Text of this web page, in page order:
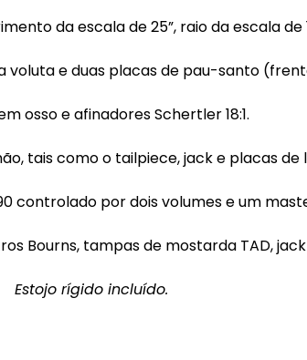
da escala de 25”, raio da escala de
voluta e duas placas de pau-santo
osso e afinadores Schertler 18:1.
tais como o tailpiece, jack e placas de
controlado por dois volumes e um
Bourns, tampas de mostarda TAD,
Estojo rígido incluído.